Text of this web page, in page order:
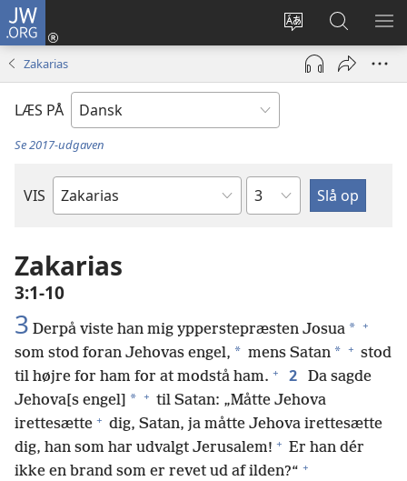
JW.ORG
Vælg
sprog
Log
på
(åbner
vindue)
Søg
på
JW.ORG
VIS
Zakarias
LÆS PÅ
Se 2017-udgaven
VIS
Bibelbog
Kapitel
Zakarias
3:1-10
3 Derpå viste han mig ypperstepræsten Josua * +
som stod foran Jehovas engel, * mens Satan * + stod
til højre for ham for at modstå ham. + 2
Da sagde
Jehova[s engel] * + til Satan: „Måtte Jehova
irettesætte + dig, Satan, ja måtte Jehova irettesætte
dig, han som har udvalgt Jerusalem! + Er han dér
ikke en brand som er revet ud af ilden?“ +